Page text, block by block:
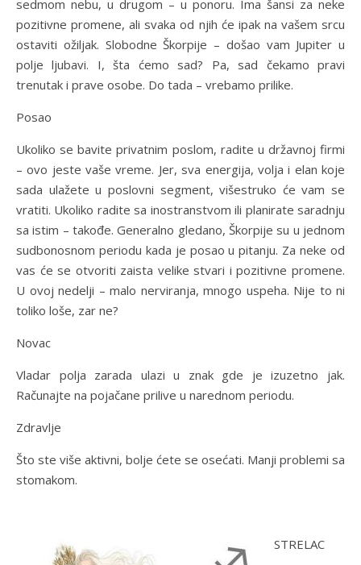
sedmom nebu, u drugom – u ponoru. Ima šansi za neke
pozitivne promene, ali svaka od njih će ipak na vašem srcu
ostaviti ožiljak. Slobodne Škorpije – došao vam Jupiter u
polje ljubavi. I, šta ćemo sad? Pa, sad čekamo pravi
trenutak i prave osobe. Do tada – vrebamo prilike.
Posao
Ukoliko se bavite privatnim poslom, radite u državnoj firmi
– ovo jeste vaše vreme. Jer, sva energija, volja i elan koje
sada ulažete u poslovni segment, višestruko će vam se
vratiti. Ukoliko radite sa inostranstvom ili planirate saradnju
sa istim – takođe. Generalno gledano, Škorpije su u jednom
sudbonosnom periodu kada je posao u pitanju. Za neke od
vas će se otvoriti zaista velike stvari i pozitivne promene.
U ovoj nedelji – malo nerviranja, mnogo uspeha. Nije to ni
toliko loše, zar ne?
Novac
Vladar polja zarada ulazi u znak gde je izuzetno jak.
Računajte na pojačane prilive u narednom periodu.
Zdravlje
Što ste više aktivni, bolje ćete se osećati. Manji problemi sa
stomakom.
STRELAC